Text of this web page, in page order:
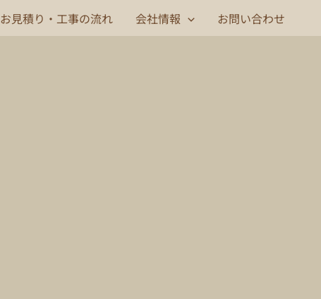
お見積り・工事の流れ 会社情報 お問い合わせ